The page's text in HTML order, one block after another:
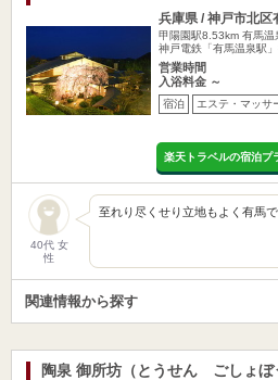
兵庫県 / 神戸市北区
甲陽園駅8.53km 有馬温
神戸電鉄「有馬温泉駅
営業時間
入浴料金 ～
宿泊 エステ・マッサ
楽天トラベルの宿泊プ
40代 女
性
至れり尽くせり立地もよく有馬
関連情報から探す
陶泉 御所坊（とうせん ごしょぼ